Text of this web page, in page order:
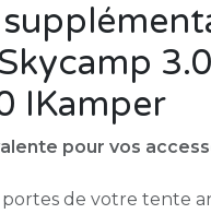
IKamper
pour vos
portes de votre tente